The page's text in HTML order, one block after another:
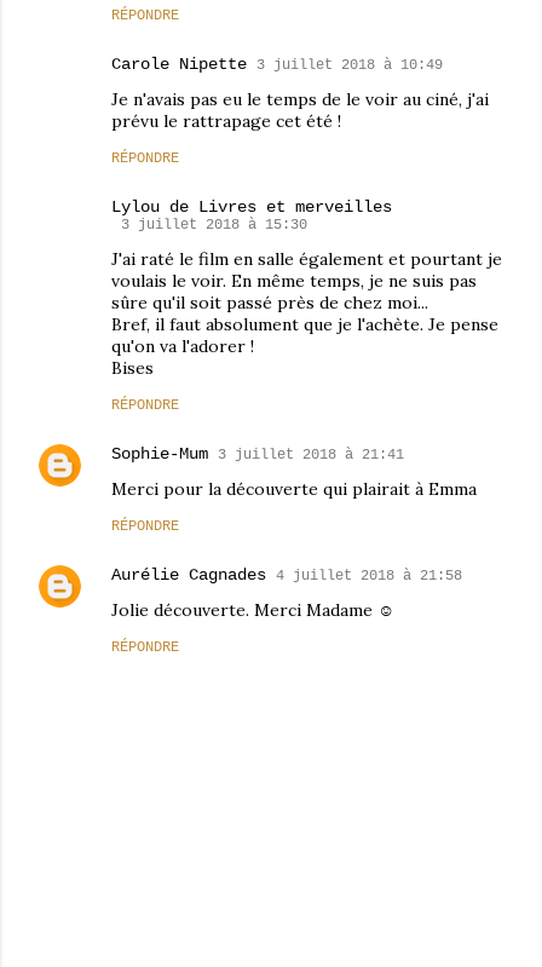
RÉPONDRE
Carole Nipette 3 juillet 2018 à 10:49
Je n'avais pas eu le temps de le voir au ciné, j'ai
prévu le rattrapage cet été !
RÉPONDRE
Lylou de Livres et merveilles
3 juillet 2018 à 15:30
J'ai raté le film en salle également et pourtant je
voulais le voir. En même temps, je ne suis pas
sûre qu'il soit passé près de chez moi...
Bref, il faut absolument que je l'achète. Je pense
qu'on va l'adorer !
Bises
RÉPONDRE
Sophie-Mum 3 juillet 2018 à 21:41
Merci pour la découverte qui plairait à Emma
RÉPONDRE
Aurélie Cagnades 4 juillet 2018 à 21:58
Jolie découverte. Merci Madame ☺
RÉPONDRE